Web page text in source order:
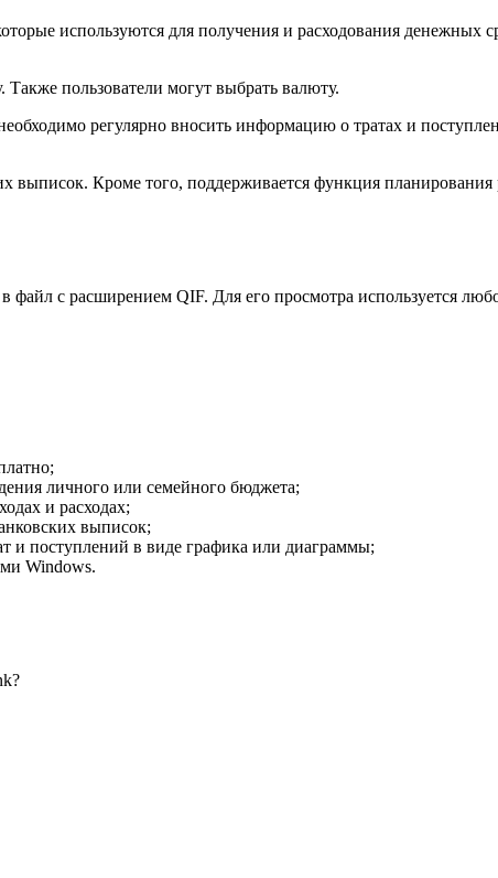
используются для получения и расходования
Также пользователи могут выбрать валюту.
регулярно вносить информацию о тратах и
выписок. Кроме того, поддерживается функция
с расширением QIF. Для его просмотра используется
личного или семейного бюджета;
и расходах;
выписок;
и поступлений в виде графика или диаграммы;
Windows.